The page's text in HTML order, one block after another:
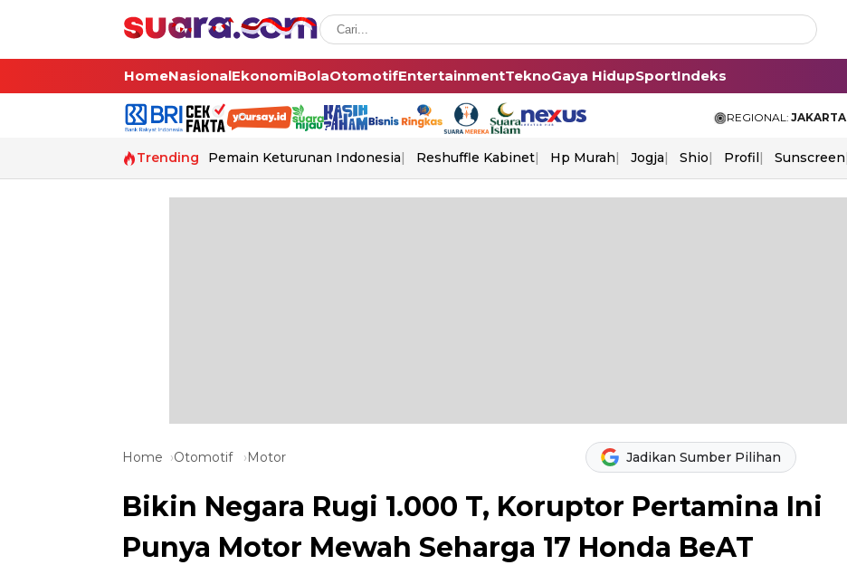
HomeNasionalEkonomiBolaOtomotifEntertainmentTeknoGaya HidupSportIndeks
REGIONAL: JAKARTA
Trending Pemain Keturunan Indonesia Reshuffle Kabinet Hp Murah Jogja Shio Profil Sunscreen
Home Otomotif Motor Jadikan Sumber Pilihan
Bikin Negara Rugi 1.000 T, Koruptor Pertamina Ini
Punya Motor Mewah Seharga 17 Honda BeAT